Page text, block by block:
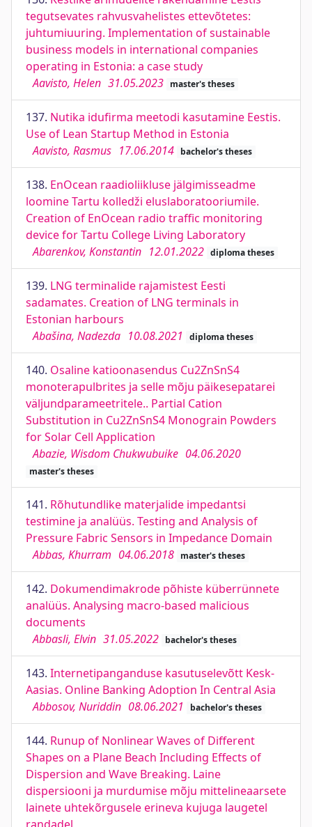
tegutsevates rahvusvahelistes ettevõtetes:
juhtumiuuring. Implementation of sustainable
business models in international companies
operating in Estonia: a case study
Aavisto, Helen 31.05.2023 master's theses
137. Nutika idufirma meetodi kasutamine Eestis.
Use of Lean Startup Method in Estonia
Aavisto, Rasmus 17.06.2014 bachelor's theses
138. EnOcean raadioliikluse jälgimisseadme
loomine Tartu kolledži eluslaboratooriumile.
Creation of EnOcean radio traffic monitoring
device for Tartu College Living Laboratory
Abarenkov, Konstantin 12.01.2022 diploma theses
139. LNG terminalide rajamistest Eesti
sadamates. Creation of LNG terminals in
Estonian harbours
Abašina, Nadezda 10.08.2021 diploma theses
140. Osaline katioonasendus Cu2ZnSnS4
monoterapulbrites ja selle mõju päikesepatarei
väljundparameetritele.. Partial Cation
Substitution in Cu2ZnSnS4 Monograin Powders
for Solar Cell Application
Abazie, Wisdom Chukwubuike 04.06.2020
master's theses
141. Rõhutundlike materjalide impedantsi
testimine ja analüüs. Testing and Analysis of
Pressure Fabric Sensors in Impedance Domain
Abbas, Khurram 04.06.2018 master's theses
142. Dokumendimakrode põhiste küberrünnete
analüüs. Analysing macro-based malicious
documents
Abbasli, Elvin 31.05.2022 bachelor's theses
143. Internetipanganduse kasutuselevõtt Kesk-
Aasias. Online Banking Adoption In Central Asia
Abbosov, Nuriddin 08.06.2021 bachelor's theses
144. Runup of Nonlinear Waves of Different
Shapes on a Plane Beach Including Effects of
Dispersion and Wave Breaking. Laine
dispersiooni ja murdumise mõju mittelineaarsete
lainete uhtekõrgusele erineva kujuga laugetel